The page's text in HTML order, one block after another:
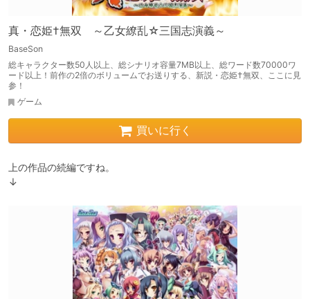
真・恋姫†無双 ～乙女繚乱☆三国志演義～
BaseSon
総キャラクター数50人以上、総シナリオ容量7MB以上、総ワード数70000ワ
ード以上！前作の2倍のボリュームでお送りする、新説・恋姫†無双、ここに見
参！
ゲーム
買いに行く
上の作品の続編ですね。
↓